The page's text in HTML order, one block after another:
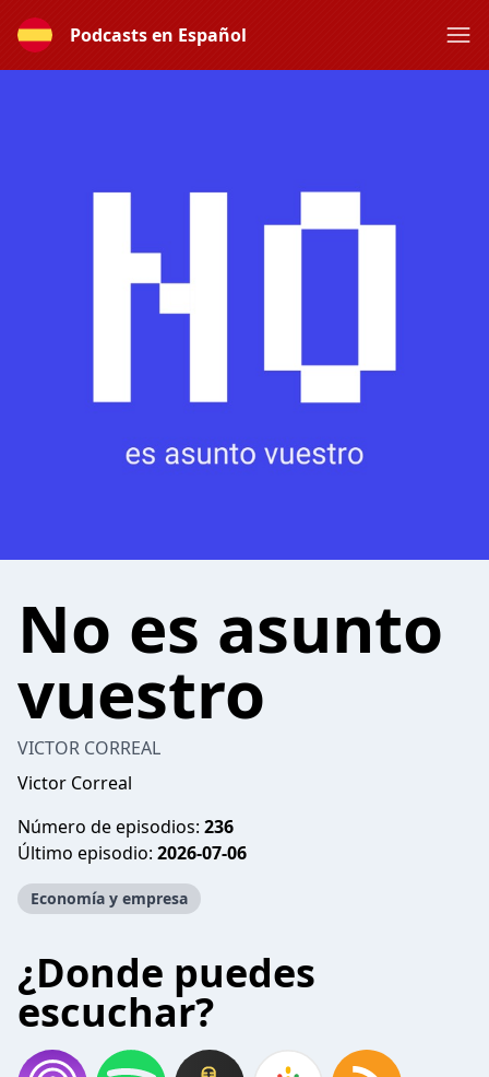
Podcasts en Español
No es asunto
vuestro
VICTOR CORREAL
Victor Correal
Número de episodios: 236
Último episodio: 2026-07-06
Economía y empresa
¿Donde puedes
escuchar?